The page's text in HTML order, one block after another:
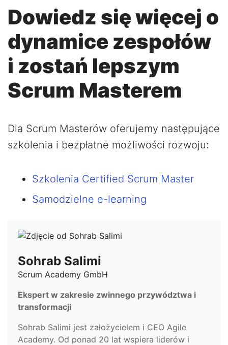
Dowiedz się więcej o
dynamice zespołów
i zostań lepszym
Scrum Masterem
Dla Scrum Masterów oferujemy następujące
szkolenia i bezpłatne możliwości rozwoju:
Szkolenia Certified Scrum Master
Samodzielne e-learning
Sohrab Salimi
Scrum Academy GmbH
Ekspert w zakresie zwinnego przywództwa i
transformacji
Sohrab Salimi jest założycielem i CEO Agile
Academy. Od ponad 20 lat wspiera liderów i